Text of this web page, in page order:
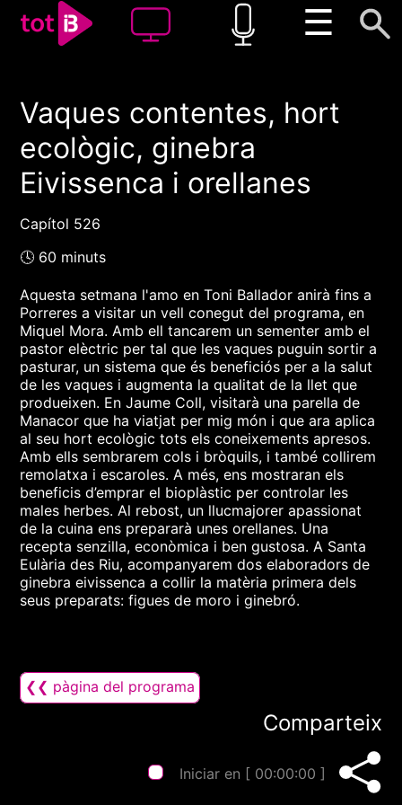
☰
00:00 00:00
1x
Vaques contentes, hort
ecològic, ginebra
Eivissenca i orellanes
Capítol 526
🕓 60 minuts
Aquesta setmana l'amo en Toni Ballador anirà fins a
Porreres a visitar un vell conegut del programa, en
Miquel Mora. Amb ell tancarem un sementer amb el
pastor elèctric per tal que les vaques puguin sortir a
pasturar, un sistema que és beneficiós per a la salut
de les vaques i augmenta la qualitat de la llet que
produeixen. En Jaume Coll, visitarà una parella de
Manacor que ha viatjat per mig món i que ara aplica
al seu hort ecològic tots els coneixements apresos.
Amb ells sembrarem cols i bròquils, i també collirem
remolatxa i escaroles. A més, ens mostraran els
beneficis d’emprar el bioplàstic per controlar les
males herbes. Al rebost, un llucmajorer apassionat
de la cuina ens prepararà unes orellanes. Una
recepta senzilla, econòmica i ben gustosa. A Santa
Eulària des Riu, acompanyarem dos elaboradors de
ginebra eivissenca a collir la matèria primera dels
seus preparats: figues de moro i ginebró.
❮❮ pàgina del programa
Comparteix
Iniciar en [ 00:00:00 ]